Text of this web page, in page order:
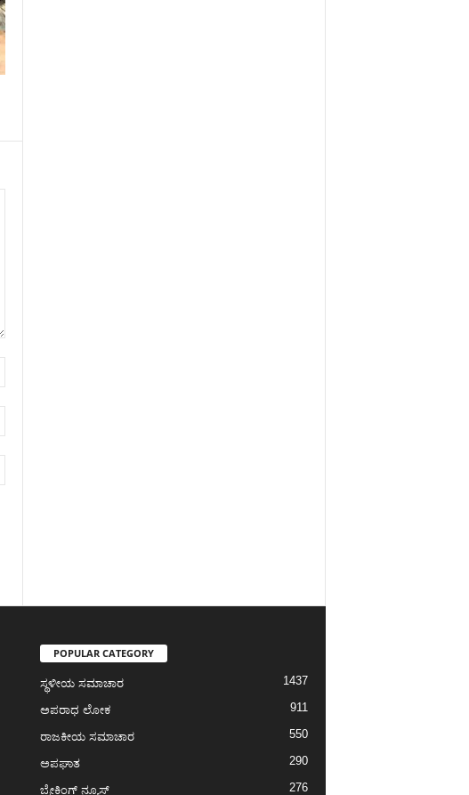
POPULAR CATEGORY
ಸ್ಥಳೀಯ ಸಮಾಚಾರ 1437
ಅಪರಾಧ ಲೋಕ 911
ರಾಜಕೀಯ ಸಮಾಚಾರ 550
ಅಪಘಾತ 290
ಬ್ರೇಕಿಂಗ್‌ ನ್ಯೂಸ್ 276